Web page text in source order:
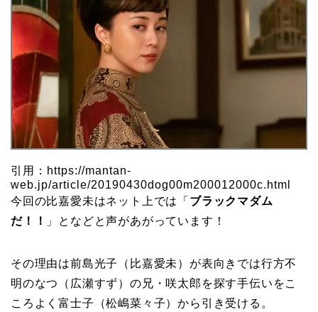
引用：https://mantan-
web.jp/article/20190430dog00m200012000c.html
今回の比嘉愛未はネット上では「 ブラックマダム
だ！！
」となどと声があがっています！
その理由は前島光子（比嘉愛未）が表向きでは行方不
明のなつ（広瀬すず）の兄・咲太郎を探す手伝いをこ
ころよく富士子（松嶋菜々子）から引き受ける。